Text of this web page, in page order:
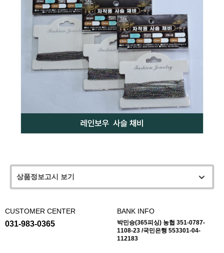
상품정보고시 보기
CUSTOMER CENTER
031-983-0365
BANK INFO
박민승(365피싱) 농협 351-0787-
1108-23 /국민은행 553301-04-
112183